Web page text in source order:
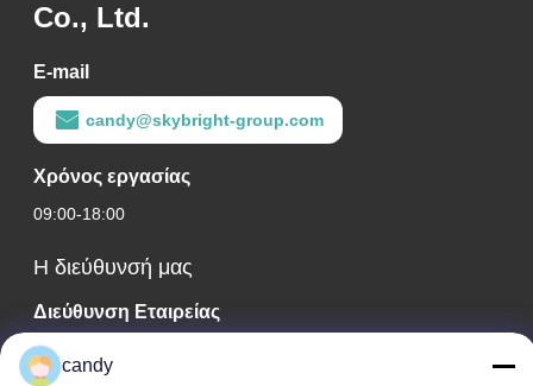
Co., Ltd.
E-mail
candy@skybright-group.com
Χρόνος εργασίας
09:00-18:00
Η διεύθυνσή μας
Διεύθυνση Εταιρείας
Δωμάτια 1601-1603, 1606-1608, 1610, NO. 21 JIHUA 5TH
RD, ΟΔΟΣ ZUMIAO, ΔΗΜΟΣ CHANCHENG, FOSHAN,
candy